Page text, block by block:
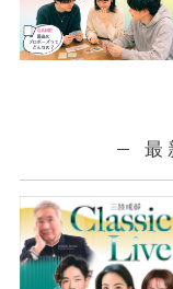
最